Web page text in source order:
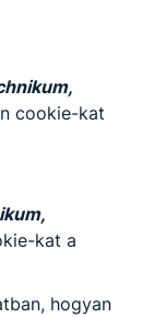
nagy
empátia,
cookie-kat
kat a
hogyan